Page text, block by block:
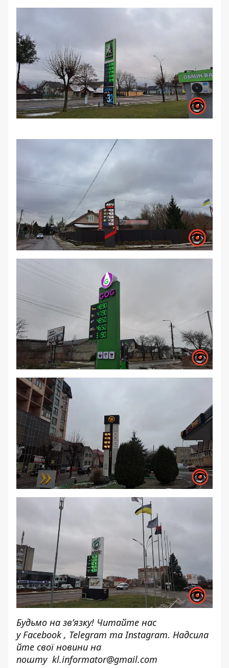
Будьмо на зв’язку! Читайте нас
уFacebook, Telegram таInstagram. Надсила
йте свої новини на
пошту kl.informator@gmail.com